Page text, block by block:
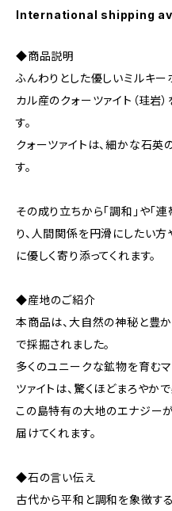
International shipping
◆商品説明
ふんわりとした優しいミルキー
カル産のクォーツァイト（珪岩
す。
クォーツァイトは、細かな石
す。
その成り立ちから「調和」や「
り、人間関係を円滑にしたい
に優しく寄り添ってくれます。
◆産地のご紹介
本商品は、大自然の神秘と豊
で採掘されました。
多くのユニークな鉱物を育む
ツァイトは、驚くほどまろやか
この島特有の大地のエナジー
届けてくれます。
◆石の言い伝え
古代から平和と調和を象徴す